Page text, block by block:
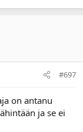
#697
on antanu
ja se ei